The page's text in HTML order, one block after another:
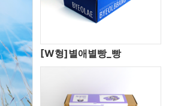
[W형]별애별빵_빵